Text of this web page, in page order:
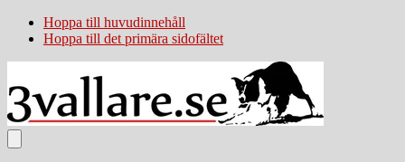
Hoppa till huvudinnehåll
Hoppa till det primära sidofältet